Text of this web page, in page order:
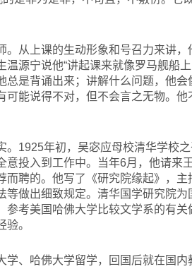
从上课的生动形象和号召力来讲
源宁说他“讲起课来就像罗马舰船
是背诵出来；讲解什么问题，他
能说得不对，但不会言之无物。
1925年初，吴宓应母校清华学校
意投入到工作中。当年6月，他请来
聘的。他写了《研究院缘起》，
做出细致规定。清华国学研究院
考美国哈佛大学比较文学系的有
。
学、哈佛大学留学，回国后就在国